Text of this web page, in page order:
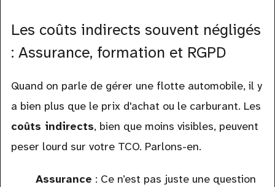
Les coûts indirects souvent négligés
: Assurance, formation et RGPD
Quand on parle de gérer une flotte automobile, il y
a bien plus que le prix d'achat ou le carburant. Les
coûts indirects, bien que moins visibles, peuvent
peser lourd sur votre TCO. Parlons-en.
Assurance : Ce n’est pas juste une question